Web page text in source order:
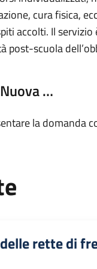
cura fisica,
accolti. Il
post-scuola
…
la domanda
rette di